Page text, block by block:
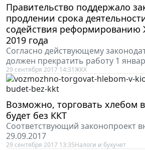
Правительство поддержало
продлении срока
содействия реформированию
2019 года
Согласно действующему
должен прекратить работу 1
29 сентября 2017 14:31ЖКХ
Возможно, торговать хлебом
будет без ККТ
Соответствующий законопроект
29.09.2017
29 сентября 2017 13:35Налоги и бухучет